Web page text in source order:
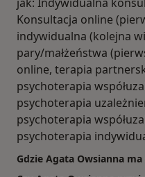
Konsultacja online
indywidualna (kolejna
pary/małżeństwa
online, terapia
psychoterapia
psychoterapia
psychoterapia
psychoterapia
Gdzie Agata Owsianna